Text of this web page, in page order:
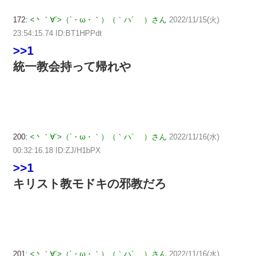
172: <丶｀∀´>（´・ω・｀）（｀ハ´ ）さん 2022/11/15(火)
23:54:15.74 ID:BT1HPPdt
>>1
統一教会持って帰れや
200: <丶｀∀´>（´・ω・｀）（｀ハ´ ）さん 2022/11/16(水)
00:32:16.18 ID:ZJ/H1bPX
>>1
キリスト教モドキの邪教だろ
201: <丶｀∀´>（´・ω・｀）（｀ハ´ ）さん 2022/11/16(水)